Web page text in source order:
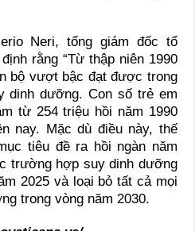
Neri, tổng giám đốc tổ
rằng “Từ thập niên 1990
bộ vượt bậc đạt được trong
dinh dưỡng. Con số trẻ em
từ 254 triệu hồi năm 1990
nay. Mặc dù điều này, thế
tiêu đề ra hồi ngàn năm
trường hợp suy dinh dưỡng
2025 và loại bỏ tất cả mọi
trong vòng năm 2030.